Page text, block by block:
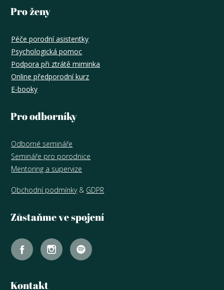
Pro ženy
Péče porodní asistentky
Psychologická pomoc
Podpora při ztrátě miminka
Online předporodní kurz
E-booky
Pro odborníky
Odborné semináře
Semináře pro porodnice
Mentoring a supervize
Obchodní podmínky& GDPR
Zůstaňme ve spojení
Kontakt